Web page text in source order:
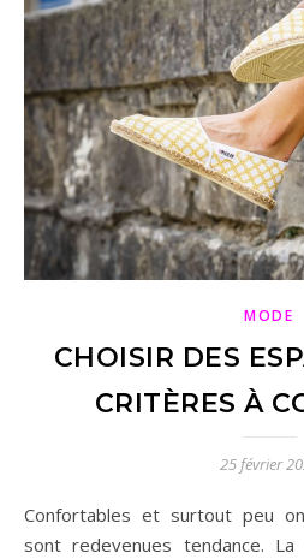
MODE
CHOISIR DES
CRITÈRES À
25 février
Confortables et surtout peu onéreuses, les espadrilles
sont redevenues tendance.